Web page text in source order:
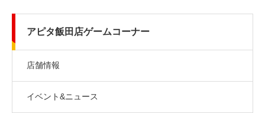
アピタ飯田店ゲームコーナー
店舗情報
イベント&ニュース